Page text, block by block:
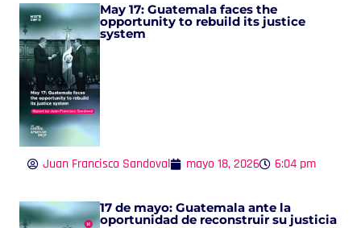
May 17: Guatemala faces the
opportunity to rebuild its justice
system
Juan Francisco Sandoval mayo 18, 2026 6:04 pm
17 de mayo: Guatemala ante la
oportunidad de reconstruir su justicia